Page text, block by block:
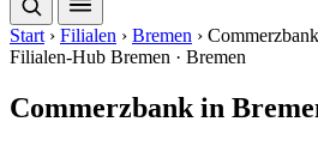
Start › Filialen › Bremen › Commerzbank
Filialen-Hub Bremen · Bremen
Commerzbank in